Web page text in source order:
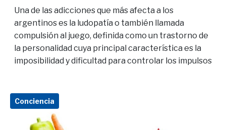
Una de las adicciones que más afecta a los
argentinos es la ludopatía o también llamada
compulsión al juego, definida como un trastorno de
la personalidad cuya principal característica es la
imposibilidad y dificultad para controlar los impulsos
Conciencia